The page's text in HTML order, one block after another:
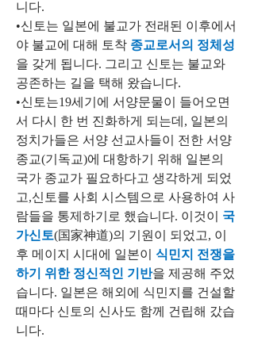
니다.
•신토는 일본에 불교가 전래된 이후에서
야 불교에 대해 토착 종교로서의 정체성
을 갖게 됩니다. 그리고 신토는 불교와
공존하는 길을 택해 왔습니다.
•신토는19세기에 서양문물이 들어오면
서 다시 한 번 진화하게 되는데, 일본의
정치가들은 서양 선교사들이 전한 서양
종교(기독교)에 대항하기 위해 일본의
국가 종교가 필요하다고 생각하게 되었
고,신토를 사회 시스템으로 사용하여 사
람들을 통제하기로 했습니다. 이것이 국
가신토(国家神道)의 기원이 되었고, 이
후 메이지 시대에 일본이 식민지 전쟁을
하기 위한 정신적인 기반을 제공해 주었
습니다. 일본은 해외에 식민지를 건설할
때마다 신토의 신사도 함께 건립해 갔습
니다.